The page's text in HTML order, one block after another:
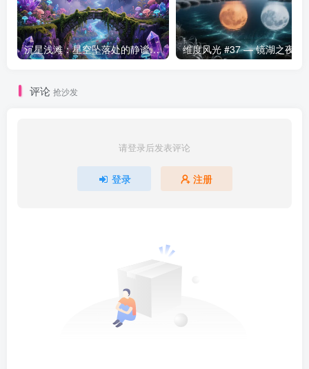
沉星浅滩：星空坠落处的静谧海域
评论 抢沙发
请登录后发表评论
登录 注册